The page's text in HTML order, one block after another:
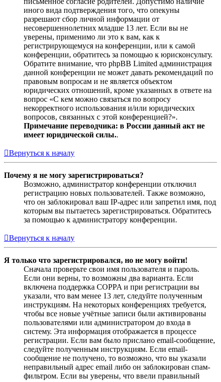
иного вида подтверждения того, что опекуны
разрешают сбор личной информации от
несовершеннолетних младше 13 лет. Если вы не
уверены, применимо ли это к вам, как к
регистрирующемуся на конференции, или к самой
конференции, обратитесь за помощью к юрисконсульту.
Обратите внимание, что phpBB Limited администрация
данной конференции не может давать рекомендаций по
правовым вопросам и не является объектом
юридических отношений, кроме указанных в ответе на
вопрос «С кем можно связаться по вопросу
некорректного использования и/или юридических
вопросов, связанных с этой конференцией?».
Примечание переводчика: в России данный акт не
имеет юридической силы..
Вернуться к началу
Почему я не могу зарегистрироваться?
Возможно, администратор конференции отключил
регистрацию новых пользователей. Также возможно,
что он заблокировал ваш IP-адрес или запретил имя, под
которым вы пытаетесь зарегистрироваться. Обратитесь
за помощью к администратору конференции.
Вернуться к началу
Я только что зарегистрировался, но не могу войти!
Сначала проверьте свои имя пользователя и пароль.
Если они верны, то возможны два варианта. Если
включена поддержка COPPA и при регистрации вы
указали, что вам менее 13 лет, следуйте полученным
инструкциям. На некоторых конференциях требуется,
чтобы все новые учётные записи были активированы
пользователями или администратором до входа в
систему. Эта информация отображается в процессе
регистрации. Если вам было прислано email-сообщение,
следуйте полученным инструкциям. Если email-
сообщение не получено, то возможно, что вы указали
неправильный адрес email либо он заблокирован спам-
фильтром. Если вы уверены, что ввели правильный